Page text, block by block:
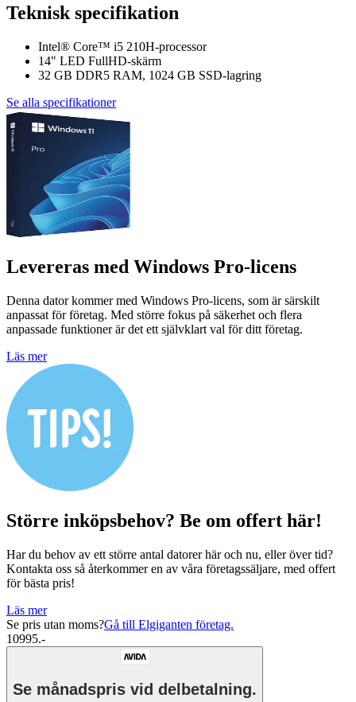
Teknisk specifikation
Intel® Core™ i5 210H-processor
14" LED FullHD-skärm
32 GB DDR5 RAM, 1024 GB SSD-lagring
Se alla specifikationer
Levereras med Windows Pro-licens
Denna dator kommer med Windows Pro-licens, som är särskilt
anpassat för företag. Med större fokus på säkerhet och flera
anpassade funktioner är det ett självklart val för ditt företag.
Läs mer
Större inköpsbehov? Be om offert här!
Har du behov av ett större antal datorer här och nu, eller över tid?
Kontakta oss så återkommer en av våra företagssäljare, med offert
för bästa pris!
Läs mer
Se pris utan moms?Gå till Elgiganten företag.
10995.-
Se månadspris vid delbetalning.